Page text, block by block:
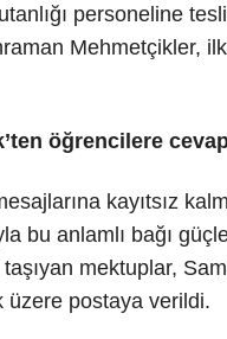
personeline
Mehmetçikler,
öğrencilere
kayıtsız
bu anlamlı bağı
taşıyan mektuplar,
üzere postaya verildi.